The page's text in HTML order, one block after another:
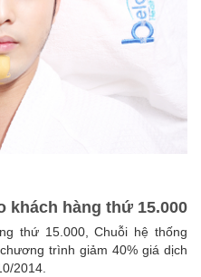
khách hàng thứ 15.000
thứ 15.000, Chuỗi hệ thống
trình giảm 40% giá dịch
2014.